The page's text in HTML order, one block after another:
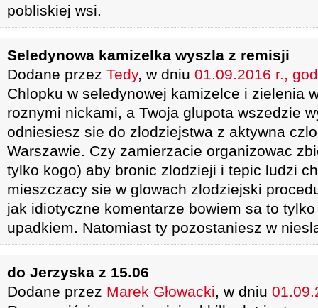
pobliskiej wsi.
Seledynowa kamizelka wyszla z remisji
Dodane przez Tedy, w dniu 01.09.2016 r.,
Chlopku w seledynowej kamizelce i zielenia
roznymi nickami, a Twoja glupota wszedzie
odniesiesz sie do zlodziejstwa z aktywna
Warszawie. Czy zamierzacie organizowac
tylko kogo) aby bronic zlodzieji i tepic ludzi
mieszczacy sie w glowach zlodziejski
jak idiotyczne komentarze bowiem sa to
upadkiem. Natomiast ty pozostaniesz w
do Jerzyska z 15.06
Dodane przez Marek Głowacki, w dniu